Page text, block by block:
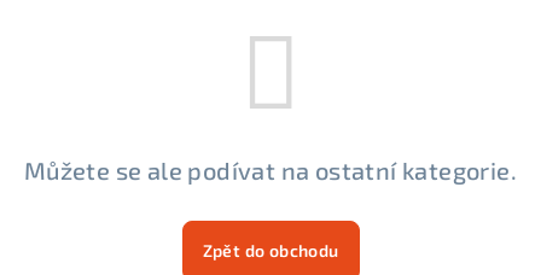
Můžete se ale podívat na ostatní kategorie.
Zpět do obchodu